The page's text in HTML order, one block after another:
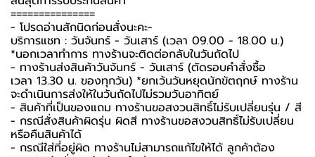
===============
-️ โปรดอ่านสักนิดก่อนสั่งนะคะ-️
บริการแชท : วันจันทร์ - วันเสาร์ (เวลา 09.00 - 18.00 น.)
*นอกเวลาทำการ ทางร้านจะติดต่อกลับในวันถัดไป
- ทางร้านส่งสินค้าวันจันทร์ - วันเสาร์ (ตัดรอบคำสั่งซื้อ
เวลา 13.30 น. ของทุกวัน) *ยกเว้นวันหยุดนักขัตฤกษ์ ทางร้าน
จะดำเนินการส่งให้ในวันถัดไปไม่รวมวันอาทิตย์
- สินค้าที่เป็นของแถม ทางร้านขอสงวนสิทธิ์ไม่รับเปลี่ยนรุ่น / สี
- กรณีสั่งสินค้าผิดรุ่น ผิดสี ทางร้านขอสงวนสิทธิ์ไม่รับเปลี่ยน
หรือคืนสินค้าได้
- กรณีใส่ที่อยู่ผิด ทางร้านไม่สามารถแก้ไขให้ได้ ลูกค้าต้อง